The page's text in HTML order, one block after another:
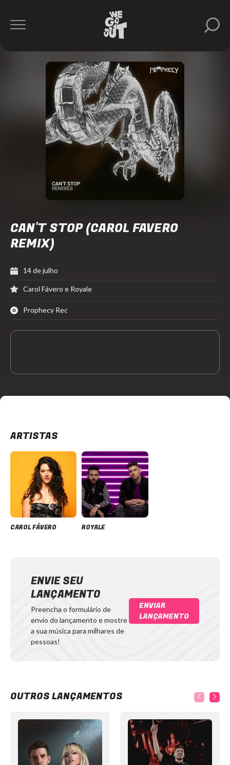
CAN'T STOP (CAROL FAVERO
REMIX)
14 de julho
Carol Fávero e Royale
Prophecy Rec
ARTISTAS
CAROL FÁVERO ROYALE
ENVIE SEU
LANÇAMENTO
Preencha o formulário de
envio do lançamento e mostre
a sua música para milhares de
pessoas!
ENVIAR
LANÇAMENTO
OUTROS LANÇAMENTOS